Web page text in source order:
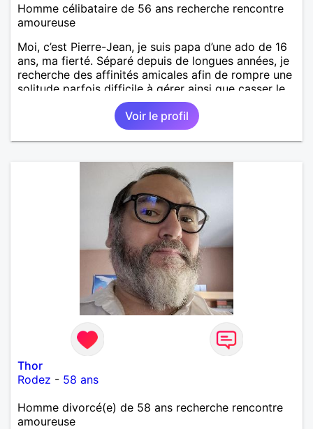
Homme célibataire de 56 ans recherche rencontre
amoureuse
Moi, c’est Pierre-Jean, je suis papa d’une ado de 16
ans, ma fierté. Séparé depuis de longues années, je
recherche des affinités amicales afin de rompre une
solitude parfois difficile à gérer ainsi que casser le
vague à l’âme. L’amitié reste extrêmement
importante à mes yeux mais peut se décliner en des
sentiments plus puissants. « Le temps fera son
œuvre » disait Arthur Schopenhauer, philosophe
autant être trop locace. Je suis bourré de qualités
avec très peu de défauts. Je suis altruiste,
bienveillant, empathique, attentionné, honnête,
respectueux, doux de caractère et compréhensif : je
laisse « glisser » beaucoup de choses. Mais ne vous
m’éprenez pas Mesdames, si une personne que
j’aime me trahit une fois, il n’y aura pas de seconde
chance et je l’effacerai à « vitam eternam ».
Néanmoins, je suis un tout petit peu maniaque ainsi
qu’impatient. J’essaye de faire des efforts. Rien de
bien dramatique ! Du moins je le pense……Je suis un
homme facile à vivre. À vous si vous le souhaitez,
d’apprendre à me connaître davantage. J’en serai
ravi….A très bientôt je l’espère.
Voir le profil
Thor
Rodez - 58 ans
Homme divorcé(e) de 58 ans recherche rencontre
amoureuse